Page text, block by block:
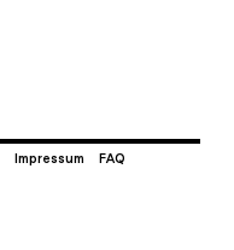
Impressum
FAQ